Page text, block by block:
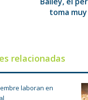
toma
relacionadas